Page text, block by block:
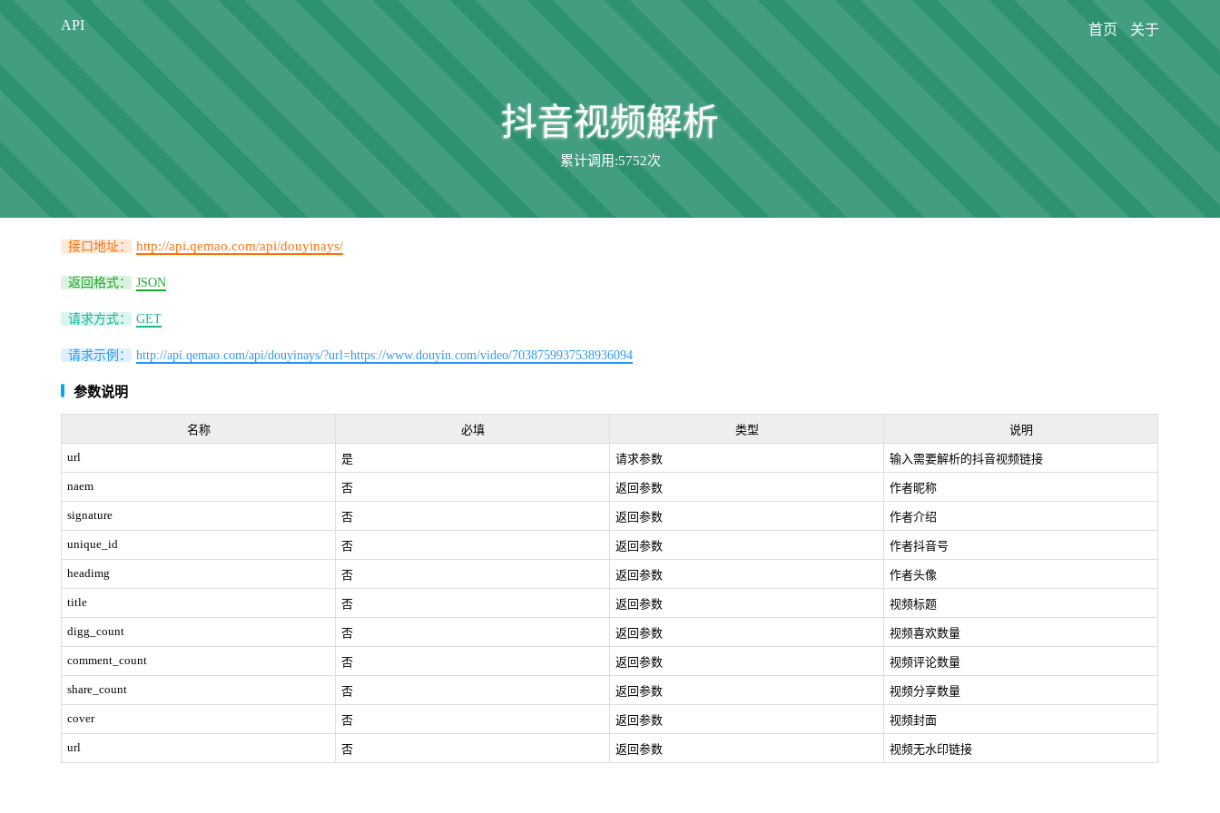
API 首页 关于
抖音视频解析
累计调用:5752次
接口地址： http://api.qemao.com/api/douyinays/
返回格式： JSON
请求方式： GET
请求示例： http://api.qemao.com/api/douyinays/?url=https://www.douyin.com/video/7038759937538936094
参数说明
名称 必填 类型
说明
url
是 请求参数
输入需要解析的抖音视频链接
naem
否 返回参数
作者昵称
signature
否 返回参数
作者介绍
unique_id
否 返回参数
作者抖音号
headimg
否 返回参数
作者头像
title
否 返回参数
视频标题
digg_count
否 返回参数
视频喜欢数量
comment_count
否 返回参数
视频评论数量
share_count
否 返回参数
视频分享数量
cover
否 返回参数
视频封面
url
否 返回参数 视频无水印链接